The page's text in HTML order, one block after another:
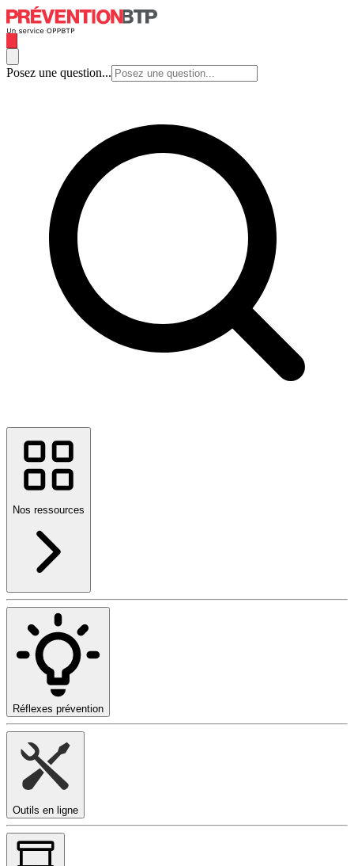
Posez une question...
Nos ressources
Réflexes prévention
Outils en ligne